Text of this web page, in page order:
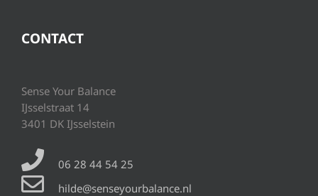
CONTACT
Sense Your Balance
IJsselstraat 14
3401 DK IJsselstein
06 28 44 54 25
hilde@senseyourbalance.nl